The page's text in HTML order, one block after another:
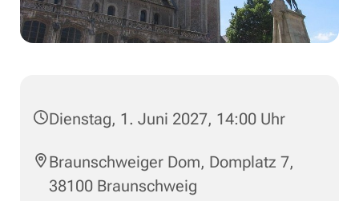
Dienstag, 1. Juni 2027, 14:00 Uhr
Braunschweiger Dom, Domplatz 7,
38100 Braunschweig